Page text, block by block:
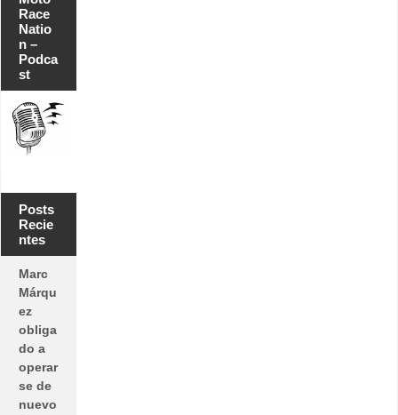
Race
Natio
n –
Podca
st
Posts
Recie
ntes
Marc
Márqu
ez
obliga
do a
operar
se de
nuevo